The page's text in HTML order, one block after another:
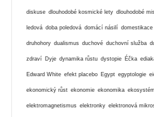
diskuse dlouhodobé kosmické lety dlouhodobé
ledová doba poledová domácí násilí domestikace
druhohory dualismus duchové duchovní služba
zdraví Dyje dynamika růstu dystopie Éčka
Edward White efekt placebo Egypt egyptologie
ekonomický růst ekonomie ekonomika ekosystém
elektromagnetismus elektronky elektronová